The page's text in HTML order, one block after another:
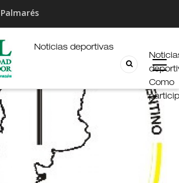
Palmarés
Esports en pandemia
USAL en los E-JUAR
JUAR
Fútbol Online
Como
Noticias deportivas